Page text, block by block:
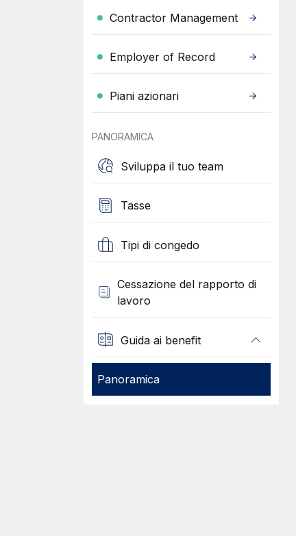
Contractor Management
Employer of Record
Piani azionari
PANORAMICA
Sviluppa il tuo team
Tasse
Tipi di congedo
Cessazione del rapporto di
lavoro
Guida ai benefit
Panoramica